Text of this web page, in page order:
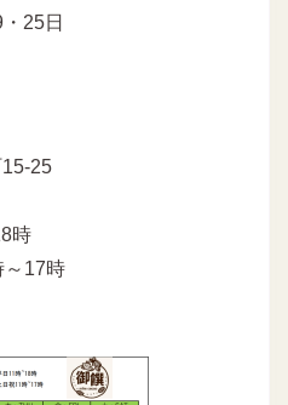
・25日
25
時
17時